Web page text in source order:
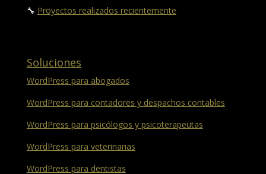
🔧 Proyectos realizados recientemente
Soluciones
WordPress para abogados
WordPress para contadores y despachos contables
WordPress para psicólogos y psicoterapeutas
WordPress para veterinarias
WordPress para dentistas